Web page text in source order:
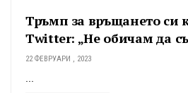
Тръмп за връщането си
Twitter: „Не обичам да
22 ФЕВРУАРИ , 2023